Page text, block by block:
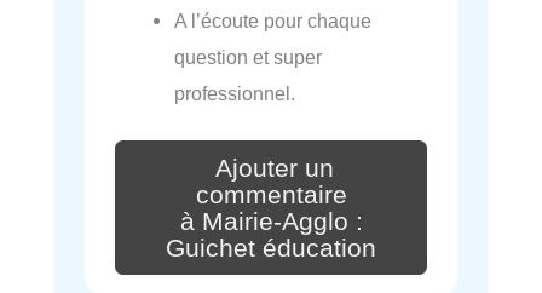
A l’écoute pour chaque
question et super
professionnel.
Ajouter un
commentaire
à Mairie-Agglo :
Guichet éducation